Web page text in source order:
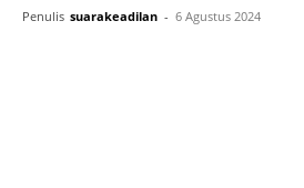
Penulis suarakeadilan - 6 Agustus 2024